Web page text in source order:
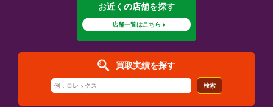
お近くの店舗を探す
店舗一覧はこちら
買取実績を探す
検索